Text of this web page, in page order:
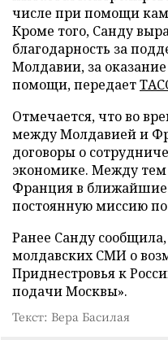
числе при помощи
Кроме того, Санду
благодарность за
Молдавии, за
помощи, передает
Отмечается, что во
между Молдавией и
договоры о
экономике. Между
Франция в ближайшие
постоянную миссию
Ранее Санду
молдавских СМИ о
Приднестровья к
подачи Москвы».
Текст: Вера Басилая